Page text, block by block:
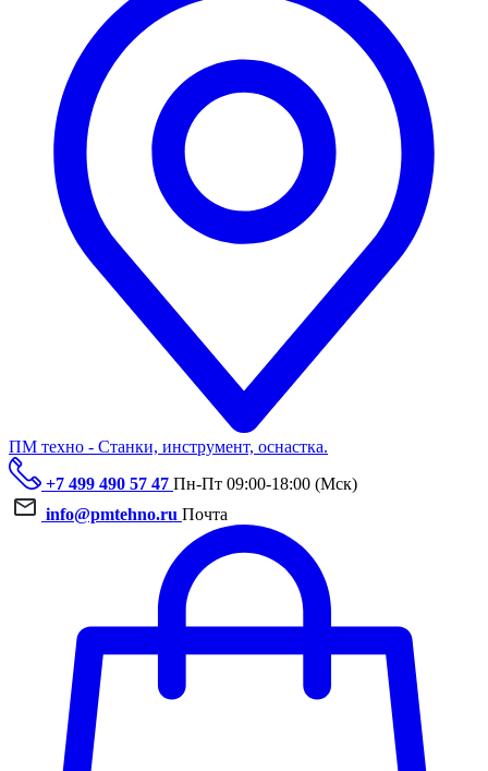
ПМ техно - Станки, инструмент, оснастка.
+7 499 490 57 47 Пн-Пт 09:00-18:00 (Мск)
info@pmtehno.ru Почта